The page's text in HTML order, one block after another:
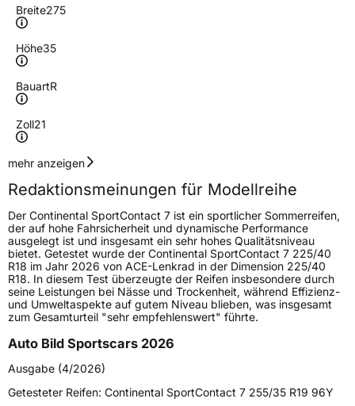
Breite275
Höhe35
BauartR
Zoll21
Geschwindigkeitsindex
Höchstgeschwindigkeit
300 km/h
Lastindex103
Höchstlast875 kg
Gewicht (in kg)12,9 kg
Generelle Merkmale
FahrzeugtypPKW
VerwendungSommerreifen
ModellnameSportContact 7
mehr anzeigen
Redaktionsmeinungen für Modellreihe
Der Continental SportContact 7 ist ein sportlicher Sommerreifen,
der auf hohe Fahrsicherheit und dynamische Performance
ausgelegt ist und insgesamt ein sehr hohes Qualitätsniveau
bietet. Getestet wurde der Continental SportContact 7 225/40
R18 im Jahr 2026 von ACE-Lenkrad in der Dimension 225/40
R18. In diesem Test überzeugte der Reifen insbesondere durch
seine Leistungen bei Nässe und Trockenheit, während Effizienz-
und Umweltaspekte auf gutem Niveau blieben, was insgesamt
zum Gesamturteil "sehr empfehlenswert" führte.
Auto Bild Sportscars 2026
Ausgabe (4/2026)
Getesteter Reifen: Continental SportContact 7 255/35 R19 96Y